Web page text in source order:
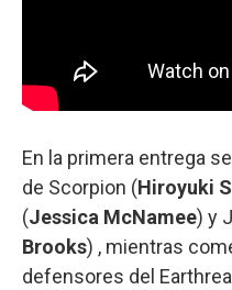
En la primera entrega
de Scorpion (Hiroyuki
(Jessica McNamee) y
Brooks) , mientras
defensores del